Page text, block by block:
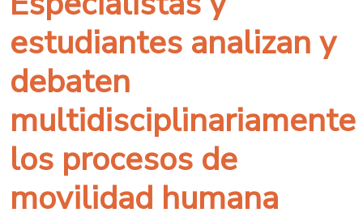
estudiantes analizan y
debaten
multidisciplinariamente
los procesos de
movilidad humana